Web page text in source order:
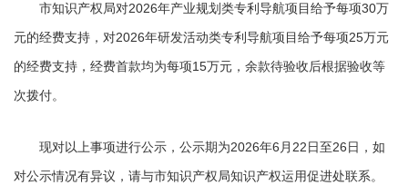
市知识产权局对2026年产业规划类专利导航项目给予每项30万
元的经费支持，对2026年研发活动类专利导航项目给予每项25万元
的经费支持，经费首款均为每项15万元，余款待验收后根据验收等
次拨付。
现对以上事项进行公示，公示期为2026年6月22日至26日，如
对公示情况有异议，请与市知识产权局知识产权运用促进处联系。